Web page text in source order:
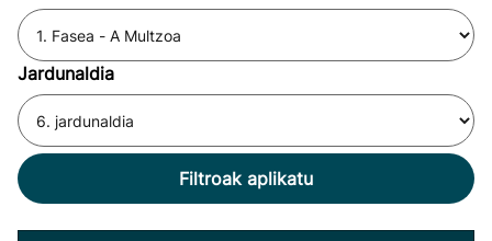
Jardunaldia
Filtroak aplikatu